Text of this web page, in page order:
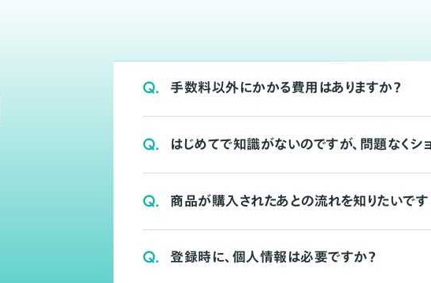
Q. 手数料以外にかかる費用はありますか？
Q. はじめてで知識がないのですが、問題なくシ
Q. 商品が購入されたあとの流れを知りたいです
Q. 登録時に、個人情報は必要ですか？